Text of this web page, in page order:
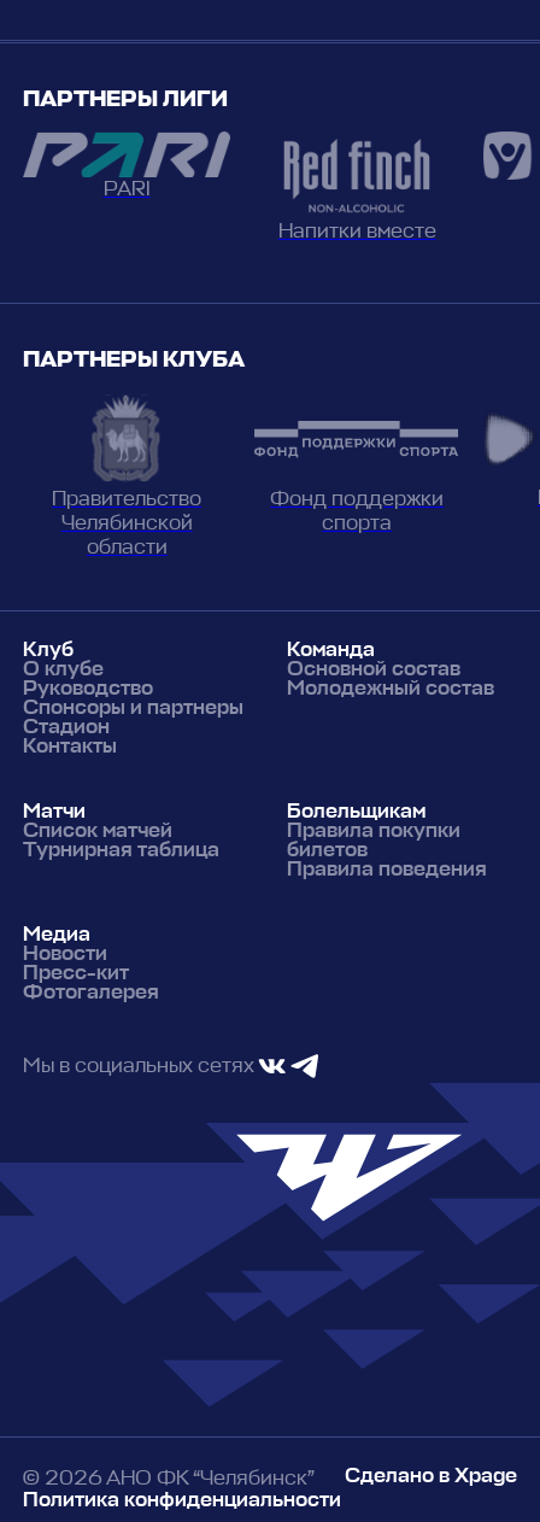
ПАРТНЕРЫ ЛИГИ
PARI
Напитки вместе
ПАРТНЕРЫ КЛУБА
Правительство
Челябинской
области
Фонд поддержки
спорта
Клуб
О клубе
Руководство
Спонсоры и партнеры
Стадион
Контакты
Команда
Основной состав
Молодежный состав
Матчи
Список матчей
Турнирная таблица
Болельщикам
Правила покупки
билетов
Правила поведения
Медиа
Новости
Пресс-кит
Фотогалерея
Мы в социальных сетях
© 2026 АНО ФК “Челябинск”
Политика конфиденциальности
Сделано в Xpage